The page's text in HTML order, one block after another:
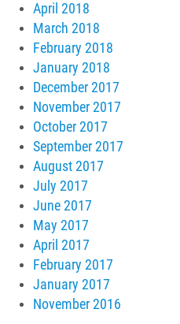
April 2018
March 2018
February 2018
January 2018
December 2017
November 2017
October 2017
September 2017
August 2017
July 2017
June 2017
May 2017
April 2017
February 2017
January 2017
November 2016